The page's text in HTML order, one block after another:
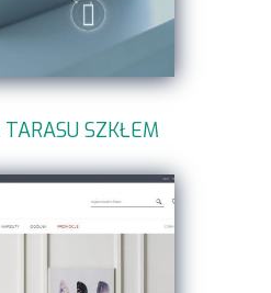
SZKŁEM